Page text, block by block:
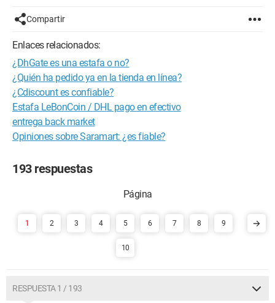
Compartir
Enlaces relacionados:
¿DhGate es una estafa o no?
¿Quién ha pedido ya en la tienda en línea?
¿Cdiscount es confiable?
Estafa LeBonCoin / DHL pago en efectivo
entrega back market
Opiniones sobre Saramart: ¿es fiable?
193 respuestas
1 2 3 4 5 6 7 8 9
10
RESPUESTA 1 / 193